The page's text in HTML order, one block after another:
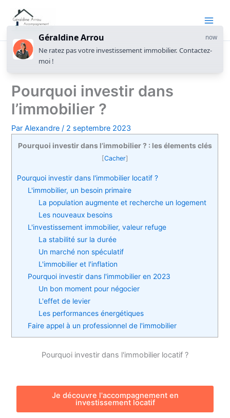
Pourquoi investir dans
l’immobilier ?
ParAlexandre/ 2 septembre 2023
Pourquoi investir dans l’immobilier ? : les élements clés
[Cacher]
Pourquoi investir dans l'immobilier locatif ?
L'immobilier, un besoin primaire
La population augmente et recherche un logement
Les nouveaux besoins
L'investissement immobilier, valeur refuge
La stabilité sur la durée
Un marché non spéculatif
L'immobilier et l'inflation
Pourquoi investir dans l'immobilier en 2023
Un bon moment pour négocier
L'effet de levier
Les performances énergétiques
Faire appel à un professionnel de l'immobilier
Pourquoi investir dans l'immobilier locatif ?
Je découvre l'accompagnement en
investissement locatif
Géraldine Arrou now
Ne ratez pas votre investissement immobilier. Contactez-
moi !